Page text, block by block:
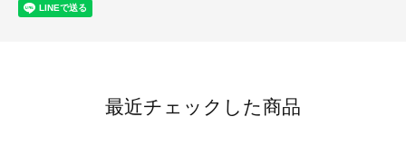
最近チェックした商品